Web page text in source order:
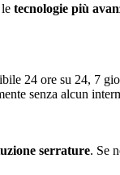
tecnologie più
24 ore su 24, 7
senza alcun
serrature. Se